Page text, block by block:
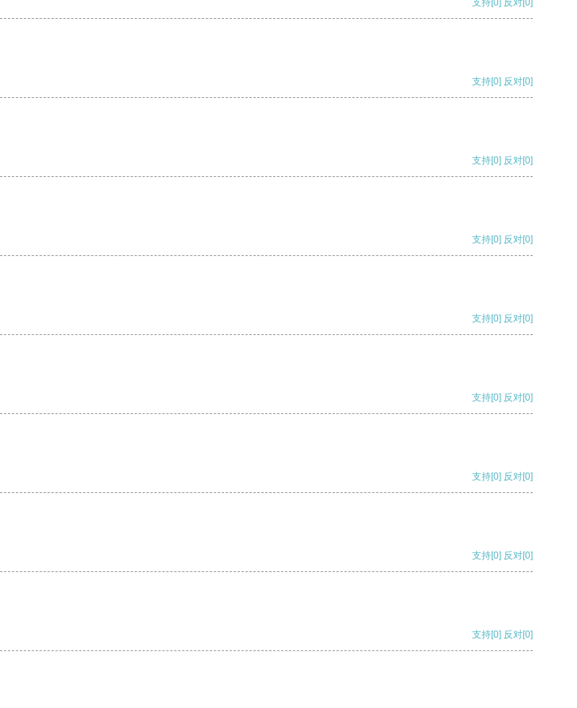
支持 [0] 反对 [0]
支持[0] 反对[0]
支持[0] 反对[0]
支持[0] 反对[0]
支持[0] 反对[0]
支持[0] 反对[0]
支持[0] 反对[0]
支持[0] 反对[0]
支持[0] 反对[0]